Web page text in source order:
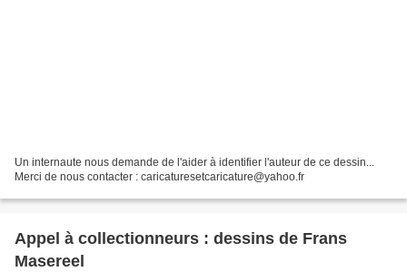
Un internaute nous demande de l'aider à identifier l'auteur de ce dessin...
Merci de nous contacter : caricaturesetcaricature@yahoo.fr
Appel à collectionneurs : dessins de Frans
Masereel